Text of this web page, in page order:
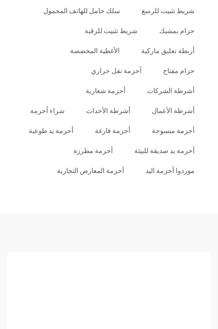
شريط تثبيت للرسغ سلك حامل للهاتف المحمول
حزام بمشبك شريط تثبيت للرقبة
أربطة تعليق ماركية الأغطية المخصصة
حزام مفتاح أحزمة نقل حراري
أشرطة الشركات أحزمة شعارية
أشرطة الأعمال أشرطة الأحداث شراء أحزمة
أحزمة منسوجة أحزمة فارغة أحزمة يد طوعية
أحزمة يد صديقة للبيئة أحزمة مطرزة
موردوا أحزمة اليد أحزمة المعارض التجارية